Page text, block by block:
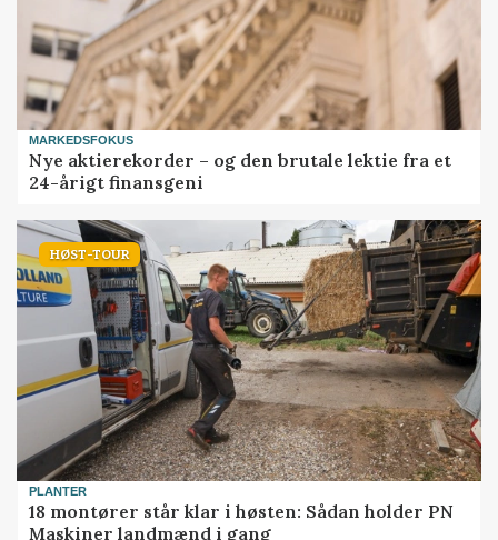
MARKEDSFOKUS
Nye aktierekorder – og den brutale lektie fra et
24-årigt finansgeni
HØST-TOUR
PLANTER
18 montører står klar i høsten: Sådan holder PN
Maskiner landmænd i gang